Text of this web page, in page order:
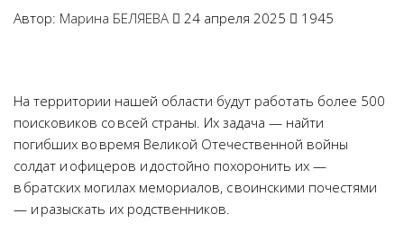
Автор: Марина БЕЛЯЕВА 24 апреля 2025 1945
На территории нашей области будут работать более 500
поисковиков со всей страны. Их задача — найти
погибших во время Великой Отечественной войны
солдат и офицеров и достойно похоронить их —
в братских могилах мемориалов, с воинскими почестями
— и разыскать их родственников.